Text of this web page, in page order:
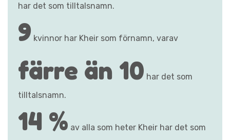
har det som tilltalsnamn.
9 kvinnor har Kheir som förnamn, varav
färre än 10 har det som
tilltalsnamn.
14 % av alla som heter Kheir har det som